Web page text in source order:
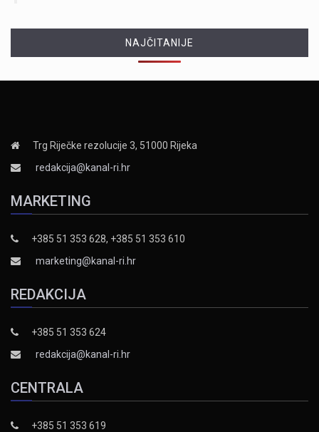
NAJČITANIJE
Trg Riječke rezolucije 3, 51000 Rijeka
redakcija@kanal-ri.hr
MARKETING
+385 51 353 628, +385 51 353 610
marketing@kanal-ri.hr
REDAKCIJA
+385 51 353 624
redakcija@kanal-ri.hr
CENTRALA
+385 51 353 619